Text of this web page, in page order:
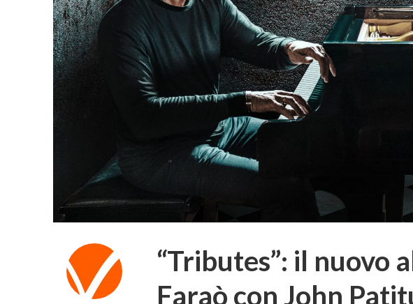
“Tributes”: il nuovo
Faraò con John